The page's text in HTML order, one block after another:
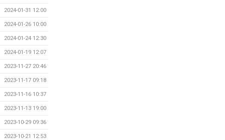
2024-01-31 12:00
2024-01-26 10:00
2024-01-24 12:30
2024-01-19 12:07
2023-11-27 20:46
2023-11-17 09:18
2023-11-16 10:37
2023-11-13 19:00
2023-10-29 09:36
2023-10-21 12:53